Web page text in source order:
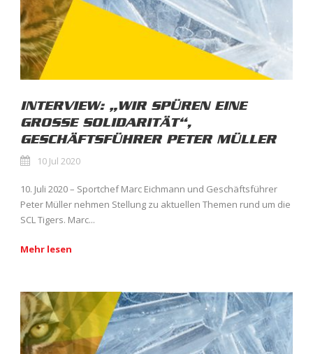
INTERVIEW: „WIR SPÜREN EINE
GROSSE SOLIDARITÄT“,
GESCHÄFTSFÜHRER PETER MÜLLER
10 Jul 2020
10. Juli 2020 – Sportchef Marc Eichmann und Geschäftsführer
Peter Müller nehmen Stellung zu aktuellen Themen rund um die
SCL Tigers. Marc...
Mehr lesen